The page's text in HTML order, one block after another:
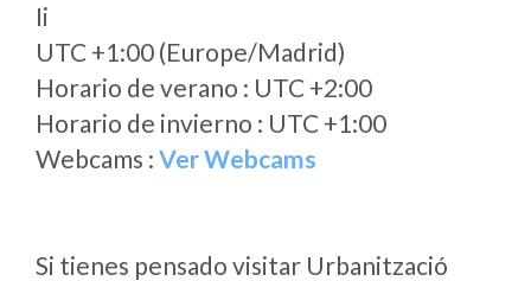
Ii
UTC +1:00 (Europe/Madrid)
Horario de verano : UTC +2:00
Horario de invierno : UTC +1:00
Webcams : Ver Webcams
Si tienes pensado visitar Urbanització